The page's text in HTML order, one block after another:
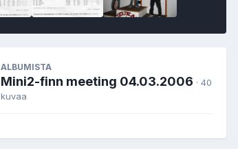
ALBUMISTA
Mini2-finn meeting 04.03.2006 · 40
kuvaa